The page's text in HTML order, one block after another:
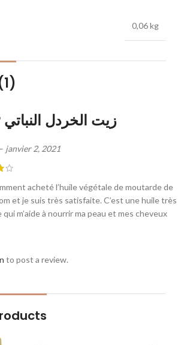
0,06 kg
زيت الخردل النباتي
– janvier 2, 2021
acheté l’huile végétale de moutarde de
et je suis très satisfaite. C’est une huile très
m’aide à nourrir ma peau et mes cheveux
to post a review.